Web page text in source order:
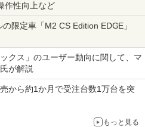
作性向上など
限定車「M2 CS Edition EDGE」
クス」のユーザー動向に関して、マ
が解説
から約1か月で受注台数1万台を突
もっと見る